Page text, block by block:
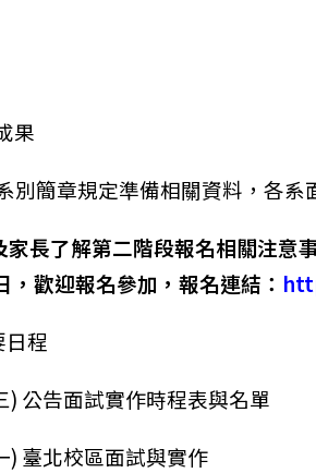
果
別簡章規定準備相關資料，各
家長了解第二階段報名相關注意
，歡迎報名參加，報名連結：
程
) 公告面試實作時程表與名單
) 臺北校區面試與實作